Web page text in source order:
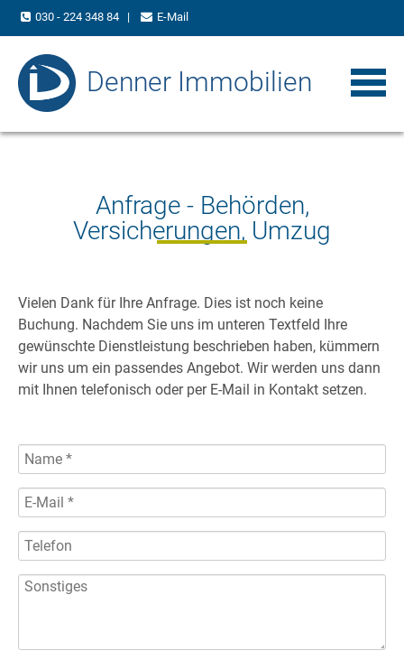
030 - 224 348 84 | E-Mail
Denner Immobilien
Anfrage - Behörden,
Versicherungen, Umzug
Vielen Dank für Ihre Anfrage. Dies ist noch keine
Buchung. Nachdem Sie uns im unteren Textfeld Ihre
gewünschte Dienstleistung beschrieben haben, kümmern
wir uns um ein passendes Angebot. Wir werden uns dann
mit Ihnen telefonisch oder per E-Mail in Kontakt setzen.